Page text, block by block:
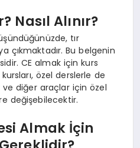
Nasıl Alınır?
tır
çıkmaktadır. Bu belgenin
CE almak için kurs
özel derslerle de
ve diğer araçlar için özel
değişebilecektir.
Almak İçin